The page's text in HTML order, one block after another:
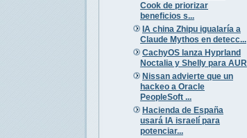
Cook de priorizar
beneficios s...
IA china Zhipu igualaría a
Claude Mythos en detecc...
CachyOS lanza Hyprland
Noctalia y Shelly para AUR
Nissan advierte que un
hackeo a Oracle
PeopleSoft ...
Hacienda de España
usará IA israelí para
potenciar...